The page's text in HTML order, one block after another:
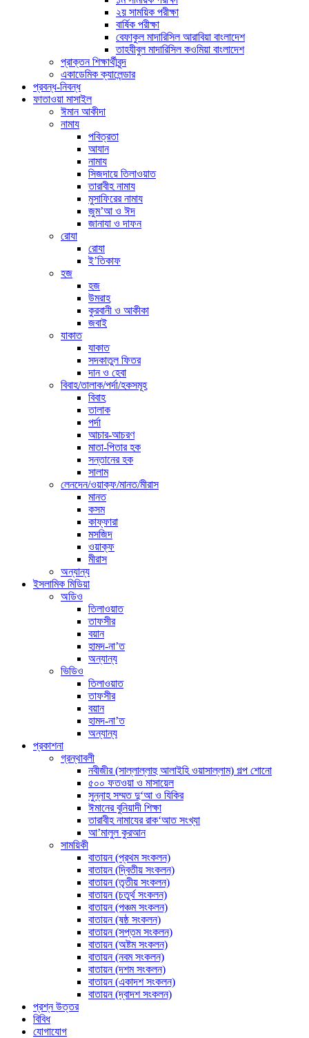
২য় সাময়িক পরীক্ষা
বার্ষিক পরীক্ষা
বেফাকুল মাদারিসিল আরাবিয়া বাংলাদেশ
তাহযীবুল মাদারিসিল কওমিয়া বাংলাদেশ
প্রাক্তন শিক্ষার্থীবৃন্দ
একাডেমিক ক্যালেন্ডার
প্রবন্ধ-নিবন্ধ
ফাতাওয়া মাসাইল
ঈমান আকীদা
নামায
পবিত্রতা
আযান
নামায
সিজদায়ে তিলাওয়াত
তারাবীহ নামায
মুসাফিরের নামায
জুম’আ ও ঈদ
জানাযা ও দাফন
রোযা
রোযা
ই’তিকাফ
হজ
হজ
উমরাহ
কুরবানী ও আকীকা
জবাই
যাকাত
যাকাত
সদকাতুল ফিতর
দান ও হেবা
বিবাহ/তালাক/পর্দা/হকসমূহ
বিবাহ
তালাক
পর্দা
আচার-আচরণ
মাতা-পিতার হক
সন্তানের হক
সালাম
লেনদেন/ওয়াক্ফ/মানত/মীরাস
মানত
কসম
কাফ্ফারা
মসজিদ
ওয়াক্ফ
মীরাস
অন্যান্য
ইসলামিক মিডিয়া
অডিও
তিলাওয়াত
তাফসীর
বয়ান
হামদ-না’ত
অন্যান্য
ভিডিও
তিলাওয়াত
তাফসীর
বয়ান
হামদ-না’ত
অন্যান্য
প্রকাশনা
গ্রন্থাবলী
নবীজীর (সাল্লাল্লাহু আলাইহি ওয়াসাল্লাম) গল্প শোনো
৫০০ ফতওয়া ও মাসায়েল
সুন্নাহ সম্মত দু‘আ ও যিকির
ঈমানের বুনিয়াদী শিক্ষা
তারাবীহ নামাযের রাক‘আত সংখ্যা
আ’মালুল কুরআন
সাময়িকী
বাতায়ন (প্রথম সংকলন)
বাতায়ন (দ্বিতীয় সংকলন)
বাতায়ন (তৃতীয় সংকলন)
বাতায়ন (চতুর্থ সংকলন)
বাতায়ন (পঞ্চম সংকলন)
বাতায়ন (ষষ্ঠ সংকলন)
বাতায়ন (সপ্তম সংকলন)
বাতায়ন (অষ্টম সংকলন)
বাতায়ন (নবম সংকলন)
বাতায়ন (দশম সংকলন)
বাতায়ন (একাদশ সংকলন)
বাতায়ন (দ্বাদশ সংকলন)
প্রশ্ন উত্তর
বিবিধ
যোগাযোগ